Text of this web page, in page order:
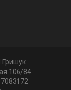
Грищук
106/84